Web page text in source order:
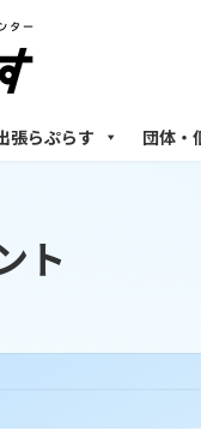
張らぷらす 団体・
ト